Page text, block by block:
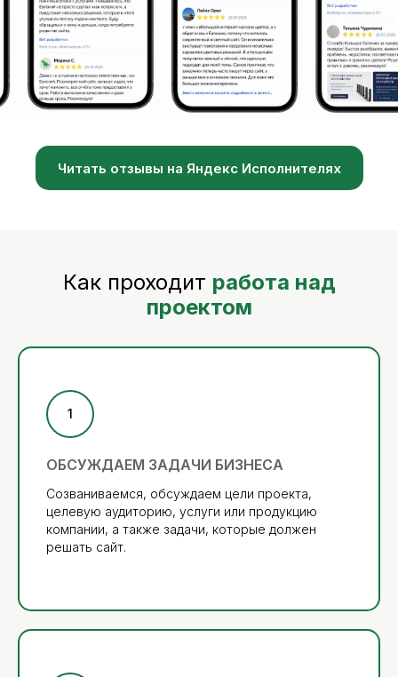
Читать отзывы на Яндекс Исполнителях
Как проходит работа над
проектом
ОБСУЖДАЕМ ЗАДАЧИ БИЗНЕСА
Созваниваемся, обсуждаем цели проекта,
целевую аудиторию, услуги или продукцию
компании, а также задачи, которые должен
решать сайт.